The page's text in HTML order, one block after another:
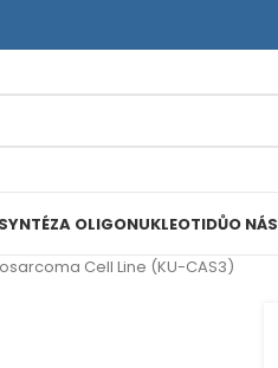
SYNTÉZA OLIGONUKLEOTIDŮO NÁS
Cell Line (KU-CAS3)